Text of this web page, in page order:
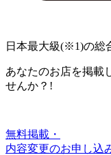
日本最大級(※1)の総
あなたのお店を掲載
せんか？!
無料掲載・
内容変更のお申し込